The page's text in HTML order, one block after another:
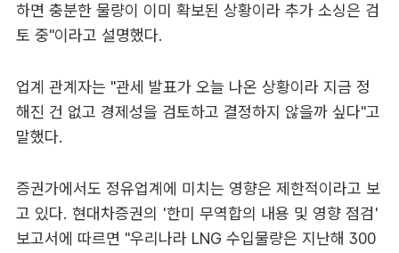
하면 충분한 물량이 이미 확보된 상황이라 추가 소싱은 검
토 중"이라고 설명했다.
업계 관계자는 "관세 발표가 오늘 나온 상황이라 지금 정
해진 건 없고 경제성을 검토하고 결정하지 않을까 싶다"고
말했다.
증권가에서도 정유업계에 미치는 영향은 제한적이라고 보
고 있다. 현대차증권의 '한미 무역합의 내용 및 영향 점검'
보고서에 따르면 "우리나라 LNG 수입물량은 지난해 300